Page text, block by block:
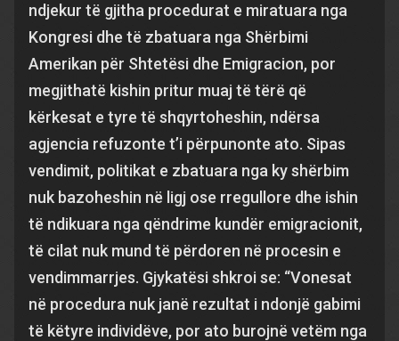
ndjekur të gjitha procedurat e miratuara nga
Kongresi dhe të zbatuara nga Shërbimi
Amerikan për Shtetësi dhe Emigracion, por
megjithatë kishin pritur muaj të tërë që
kërkesat e tyre të shqyrtoheshin, ndërsa
agjencia refuzonte t’i përpunonte ato. Sipas
vendimit, politikat e zbatuara nga ky shërbim
nuk bazoheshin në ligj ose rregullore dhe ishin
të ndikuara nga qëndrime kundër emigracionit,
të cilat nuk mund të përdoren në procesin e
vendimmarrjes. Gjykatësi shkroi se: “Vonesat
në procedura nuk janë rezultat i ndonjë gabimi
të këtyre individëve, por ato burojnë vetëm nga